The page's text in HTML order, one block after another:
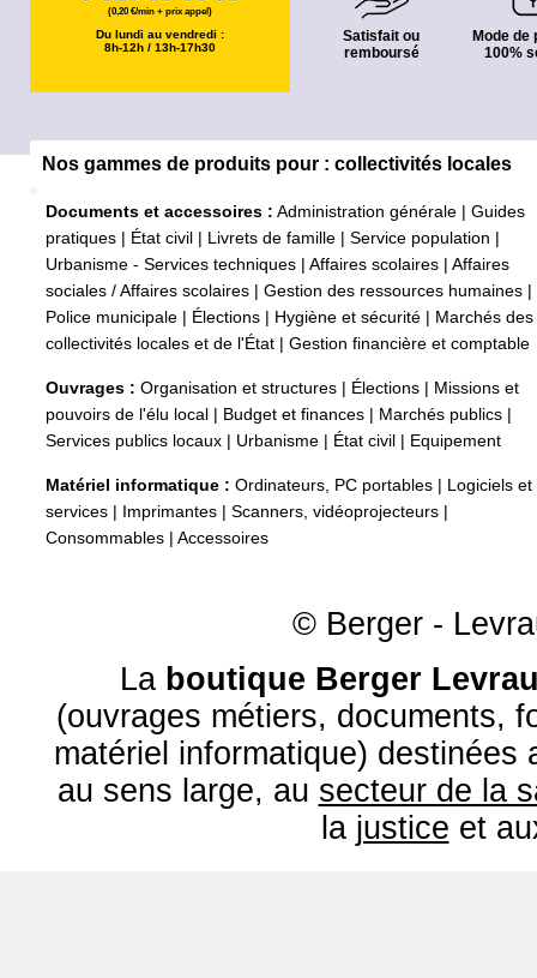
(0,20 €/min + prix appel)
Du lundi au vendredi :
8h-12h / 13h-17h30
Satisfait ou
remboursé
Mode de
100%
Nos gammes de produits pour : collectivités locales
Documents et accessoires : Administration générale
Guides
pratiques
État civil Livrets de famille Service population
Urbanisme - Services techniques
Affaires scolaires
Affaires
sociales / Affaires scolaires
Gestion des ressources humaines
Police municipale
Élections Hygiène et sécurité
Marchés des
collectivités locales et de l'État
Gestion financière et comptable
Ouvrages : Organisation et structures Élections
Missions et
pouvoirs de l'élu local
Budget et finances Marchés publics
Services publics locaux
Urbanisme État civil Equipement
Matériel informatique : Ordinateurs, PC portables
Logiciels et
services
Imprimantes Scanners, vidéoprojecteurs
Consommables
Accessoires
© Berger -
La boutique Berger
(ouvrages métiers, documents,
matériel informatique) destinées
au sens large, au secteur de la
la justice et